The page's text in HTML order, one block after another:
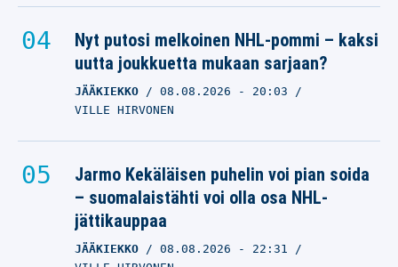
Nyt putosi melkoinen NHL-pommi – kaksi
uutta joukkuetta mukaan sarjaan?
JÄÄKIEKKO 08.08.2026 - 20:03
VILLE HIRVONEN
Jarmo Kekäläisen puhelin voi pian soida
– suomalaistähti voi olla osa NHL-
jättikauppaa
JÄÄKIEKKO 08.08.2026 - 22:31